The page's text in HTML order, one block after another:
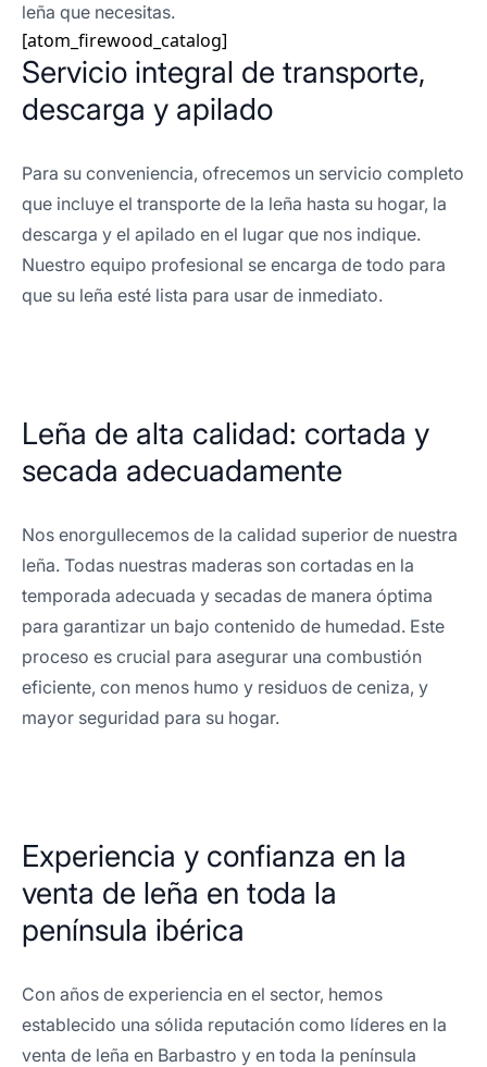
leña que necesitas.
[atom_firewood_catalog]
Servicio integral de transporte,
descarga y apilado
Para su conveniencia, ofrecemos un servicio completo
que incluye el transporte de la leña hasta su hogar, la
descarga y el apilado en el lugar que nos indique.
Nuestro equipo profesional se encarga de todo para
que su leña esté lista para usar de inmediato.
Leña de alta calidad: cortada y
secada adecuadamente
Nos enorgullecemos de la calidad superior de nuestra
leña. Todas nuestras maderas son cortadas en la
temporada adecuada y secadas de manera óptima
para garantizar un bajo contenido de humedad. Este
proceso es crucial para asegurar una combustión
eficiente, con menos humo y residuos de ceniza, y
mayor seguridad para su hogar.
Experiencia y confianza en la
venta de leña en toda la
península ibérica
Con años de experiencia en el sector, hemos
establecido una sólida reputación como líderes en la
venta de leña en Barbastro y en toda la península